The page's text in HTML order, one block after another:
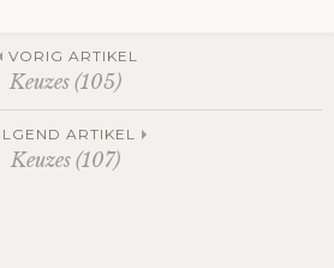
VORIG ARTIKEL
Keuzes (105)
ARTIKEL
Keuzes (107)